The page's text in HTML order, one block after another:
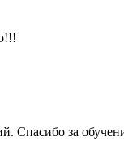
Спасибо за